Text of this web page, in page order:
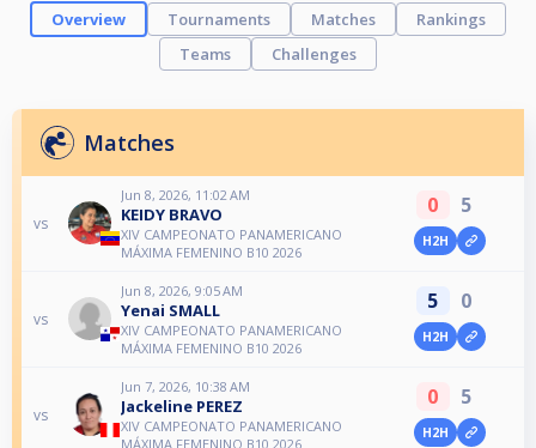
Overview Tournaments Matches
Rankings
Teams
Challenges
Matches
vs
Jun 8, 2026, 11:02 AM
KEIDY BRAVO
XIV CAMPEONATO PANAMERICANO
MÁXIMA FEMENINO B10 2026
0 5
H2H
vs
Jun 8, 2026, 9:05 AM
Yenai SMALL
XIV CAMPEONATO PANAMERICANO
MÁXIMA FEMENINO B10 2026
5 0
H2H
vs
Jun 7, 2026, 10:38 AM
Jackeline PEREZ
XIV CAMPEONATO PANAMERICANO
MÁXIMA FEMENINO B10 2026
0 5
H2H